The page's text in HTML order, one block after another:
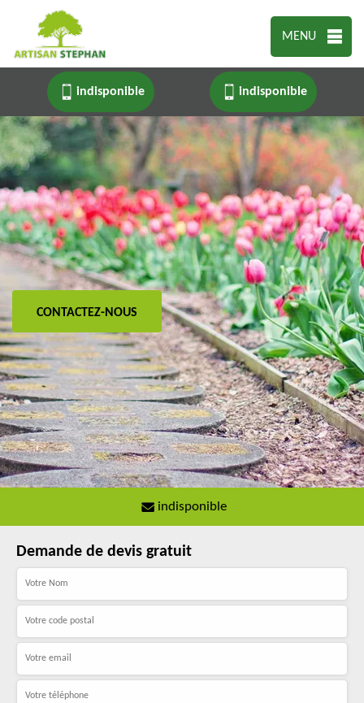
MENU
indisponible indisponible
CONTACTEZ-NOUS
indisponible
Demande de devis gratuit